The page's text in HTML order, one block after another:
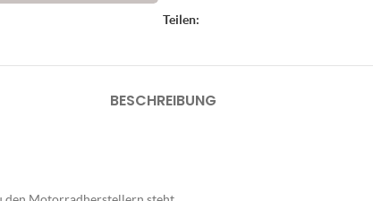
Teilen:
BESCHREIBUNG